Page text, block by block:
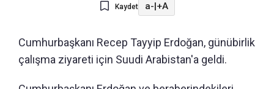
Kaydet a- +A
Cumhurbaşkanı Recep Tayyip Erdoğan, günübirlik
çalışma ziyareti için Suudi Arabistan'a geldi.